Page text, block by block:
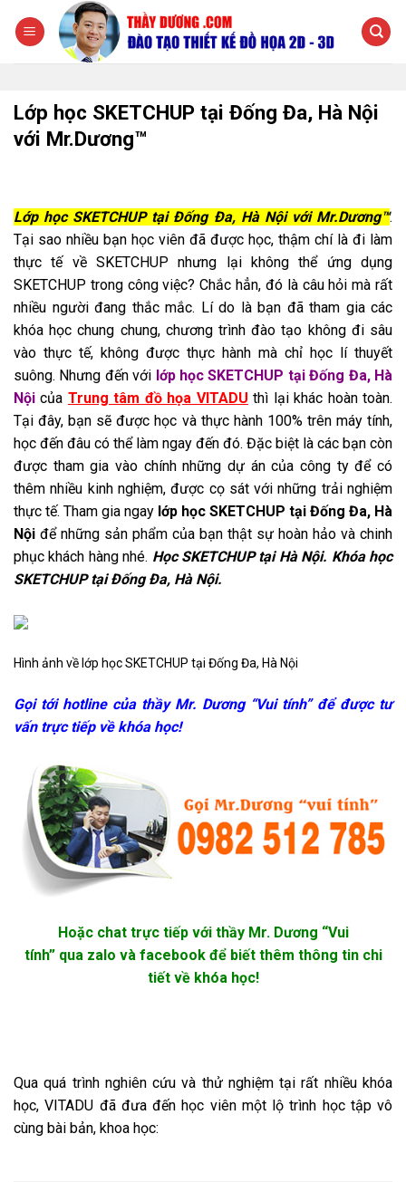
đến
Lớp học SKETCHUP tại Đống Đa, Hà Nội
với Mr.Dương™
Lớp học SKETCHUP tại Đống Đa, Hà Nội với Mr.Dương™.
Tại sao nhiều bạn học viên đã được học, thậm chí là đi làm
thực tế về SKETCHUP nhưng lại không thể ứng dụng
SKETCHUP trong công việc? Chắc hẳn, đó là câu hỏi mà rất
nhiều người đang thắc mắc. Lí do là bạn đã tham gia các
khóa học chung chung, chương trình đào tạo không đi sâu
vào thực tế, không được thực hành mà chỉ học lí thuyết
suông. Nhưng đến với lớp học SKETCHUP tại Đống Đa, Hà
Nội của Trung tâm đồ họa VITADU thì lại khác hoàn toàn.
Tại đây, bạn sẽ được học và thực hành 100% trên máy tính,
học đến đâu có thể làm ngay đến đó. Đặc biệt là các bạn còn
được tham gia vào chính những dự án của công ty để có
thêm nhiều kinh nghiệm, được cọ sát với những trải nghiệm
thực tế. Tham gia ngay lớp học SKETCHUP tại Đống Đa, Hà
Nội để những sản phẩm của bạn thật sự hoàn hảo và chinh
phục khách hàng nhé. Học SKETCHUP tại Hà Nội. Khóa học
SKETCHUP tại Đống Đa, Hà Nội.
Hình ảnh về lớp học SKETCHUP tại Đống Đa, Hà Nội
Gọi tới hotline của thầy Mr. Dương “Vui tính” để được tư
vấn trực tiếp về khóa học!
Hoặc chat trực tiếp với thầy Mr. Dương “Vui
tính” qua zalo và facebook để biết thêm thông tin chi
tiết về khóa học!
Qua quá trình nghiên cứu và thử nghiệm tại rất nhiều khóa
học, VITADU đã đưa đến học viên một lộ trình học tập vô
cùng bài bản, khoa học: